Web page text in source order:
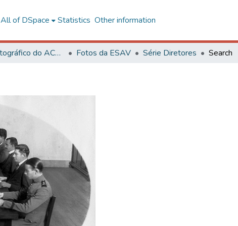
All of DSpace Statistics Other information
Acervo Fotográfico do ACH-UFV Fotos da ESAV Série Diretores Search